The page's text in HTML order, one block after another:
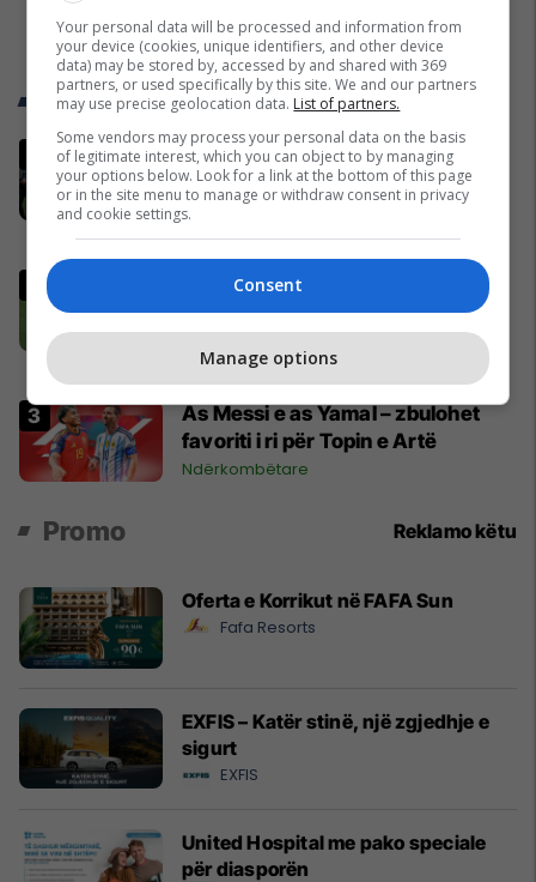
Trend Telegrafi
Dritan Abazoviqi merret në pyetje
për dhënien e shtetësisë së nderit
biznesmenit kosovar
Mali i Zi
Vëllai i vogël i Yamalit është sërish
tema kryesore e rrjeteve sociale -
vodhi vëmendjen pas finales së
Kupës së Botës
Yjet
As Messi e as Yamal – zbulohet
favoriti i ri për Topin e Artë
Ndërkombëtare
Promo Reklamo këtu
Oferta e Korrikut në FAFA Sun
Fafa Resorts
EXFIS – Katër stinë, një zgjedhje e
sigurt
EXFIS
United Hospital me pako speciale
për diasporën
Your personal data will be processed and information from
your device (cookies, unique identifiers, and other device
data) may be stored by, accessed by and shared with 369
partners, or used specifically by this site. We and our partners
may use precise geolocation data. List of partners.
Some vendors may process your personal data on the basis
of legitimate interest, which you can object to by managing
your options below. Look for a link at the bottom of this page
or in the site menu to manage or withdraw consent in privacy
and cookie settings.
Consent
Manage options